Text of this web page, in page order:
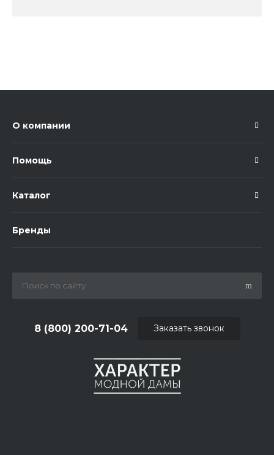
О компании
Помощь
Каталог
Бренды
8 (800) 200-71-04 Заказать звонок